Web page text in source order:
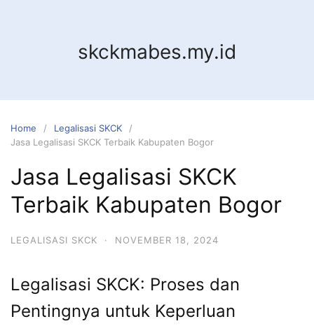
skckmabes.my.id
Home
Legalisasi SKCK
Jasa Legalisasi SKCK Terbaik Kabupaten Bogor
Jasa Legalisasi SKCK
Terbaik Kabupaten Bogor
LEGALISASI SKCK · NOVEMBER 18, 2024
Legalisasi SKCK: Proses dan
Pentingnya untuk Keperluan